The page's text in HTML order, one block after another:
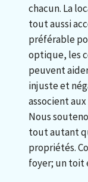
chacun. La
tout aussi
préférable
optique, les
peuvent
injuste et
associent
Nous
tout autant
propriétés.
foyer; un toit